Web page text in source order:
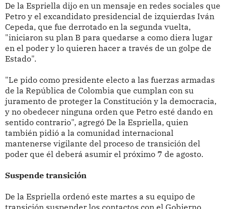
De la Espriella dijo en un mensaje en redes sociales que
Petro y el excandidato presidencial de izquierdas Iván
Cepeda, que fue derrotado en la segunda vuelta,
"iniciaron su plan B para quedarse a como diera lugar
en el poder y lo quieren hacer a través de un golpe de
Estado".
"Le pido como presidente electo a las fuerzas armadas
de la República de Colombia que cumplan con su
juramento de proteger la Constitución y la democracia,
y no obedecer ninguna orden que Petro esté dando en
sentido contrario", agregó De la Espriella, quien
también pidió a la comunidad internacional
mantenerse vigilante del proceso de transición del
poder que él deberá asumir el próximo 7 de agosto.
Suspende transición
De la Espriella ordenó este martes a su equipo de